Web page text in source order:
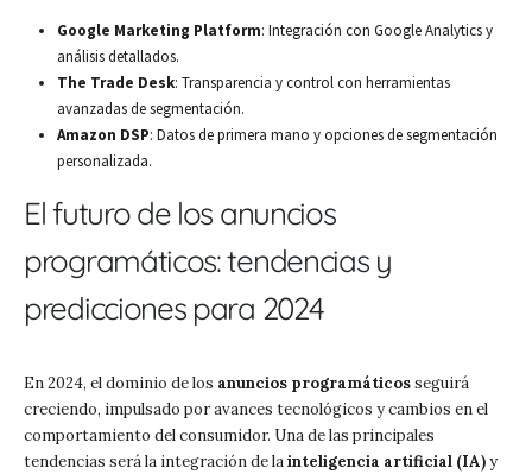
Google Marketing Platform: Integración con Google Analytics y
análisis detallados.
The Trade Desk: Transparencia y control con herramientas
avanzadas de segmentación.
Amazon DSP: Datos de primera mano y opciones de segmentación
personalizada.
El futuro de los anuncios
programáticos: tendencias y
predicciones para 2024
En 2024, el dominio de los anuncios programáticosseguirá
creciendo, impulsado por avances tecnológicos y cambios en el
comportamiento del consumidor. Una de las principales
tendencias será la integración de lainteligencia artificial (IA)y